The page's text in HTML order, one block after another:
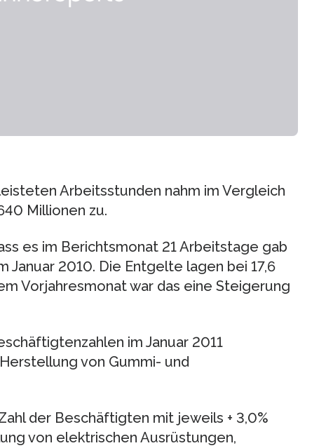
Arbeitsstunden nahm im Vergleich
Millionen zu.
es im Berichtsmonat 21 Arbeitstage gab
Januar 2010. Die Entgelte lagen bei 17,6
Vorjahresmonat war das eine Steigerung
im Januar 2011
von Gummi- und
der Beschäftigten mit jeweils + 3,0%
von elektrischen Ausrüstungen,